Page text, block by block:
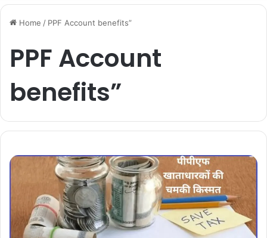
Home / PPF Account benefits”
PPF Account
benefits”